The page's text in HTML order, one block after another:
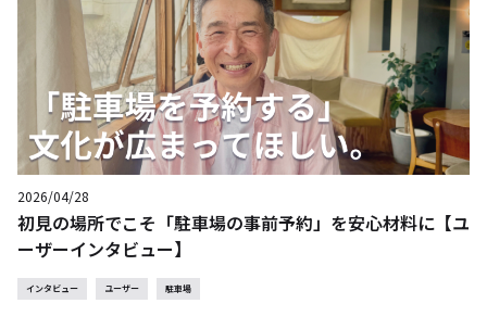
2026/04/28
初見の場所でこそ「駐車場の事前予約」を安心材料に【ユ
ーザーインタビュー】
インタビュー ユーザー 駐車場